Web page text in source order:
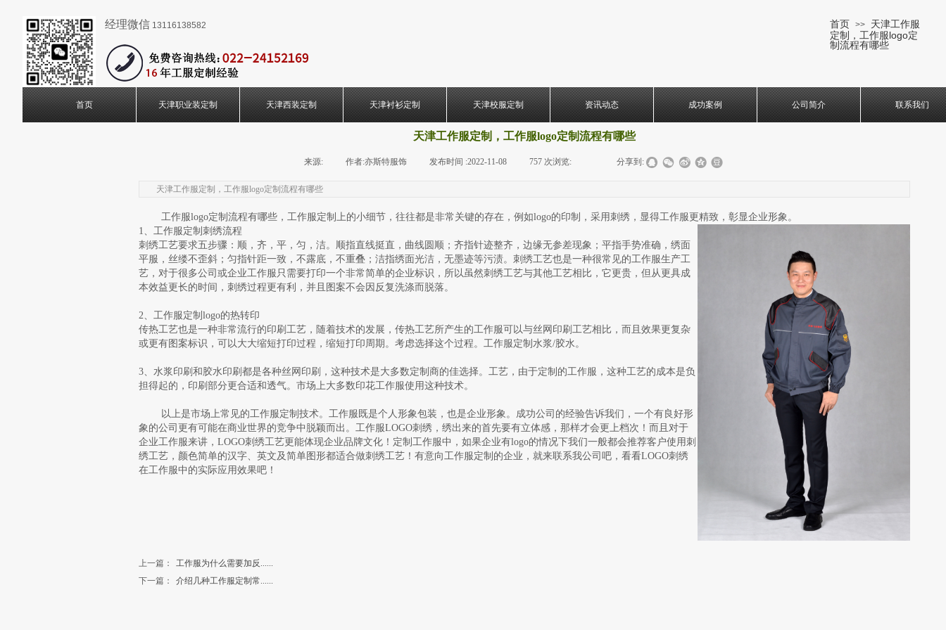
经理微信 13116138582 首页 >>
天津工作服
定制，工作服logo定
制流程有哪些
首页 天津职业装定制 天津西装定制 天津衬衫定制 天津校服定制 资讯动态 成功案例 公司简介 联系我们
天津工作服定制，工作服logo定制流程有哪些
来源: 作者:亦斯特服饰 发布时间 :2022-11-08 757 次浏览: 分享到:
天津工作服定制，工作服logo定制流程有哪些
工作服logo定制流程有哪些，工作服定制上的小细节，往往都是非常关键的存在，例如logo的印制，采用刺绣，显得工作服更精致，彰显企业形象。
1、工作服定制刺绣流程
刺绣工艺要求五步骤：顺，齐，平，匀，洁。顺指直线挺直，曲线圆顺；齐指针迹整齐，边缘无参差现象；平指手势准确，绣面
平服，丝缕不歪斜；匀指针距一致，不露底，不重叠；洁指绣面光洁，无墨迹等污渍。刺绣工艺也是一种很常见的工作服生产工
艺，对于很多公司或企业工作服只需要打印一个非常简单的企业标识，所以虽然刺绣工艺与其他工艺相比，它更贵，但从更具成
本效益更长的时间，刺绣过程更有利，并且图案不会因反复洗涤而脱落。
2、工作服定制logo的热转印
传热工艺也是一种非常流行的印刷工艺，随着技术的发展，传热工艺所产生的工作服可以与丝网印刷工艺相比，而且效果更复杂
或更有图案标识，可以大大缩短打印过程，缩短打印周期。考虑选择这个过程。工作服定制水浆/胶水。
3、水浆印刷和胶水印刷都是各种丝网印刷，这种技术是大多数定制商的佳选择。工艺，由于定制的工作服，这种工艺的成本是负
担得起的，印刷部分更合适和透气。市场上大多数印花工作服使用这种技术。
以上是市场上常见的工作服定制技术。工作服既是个人形象包装，也是企业形象。成功公司的经验告诉我们，一个有良好形
象的公司更有可能在商业世界的竞争中脱颖而出。工作服LOGO刺绣，绣出来的首先要有立体感，那样才会更上档次！而且对于
企业工作服来讲，LOGO刺绣工艺更能体现企业品牌文化！定制工作服中，如果企业有logo的情况下我们一般都会推荐客户使用刺
绣工艺，颜色简单的汉字、英文及简单图形都适合做刺绣工艺！有意向工作服定制的企业，就来联系我公司吧，看看LOGO刺绣
在工作服中的实际应用效果吧！
上一篇：
工作服为什么需要加反......
下一篇：
介绍几种工作服定制常......